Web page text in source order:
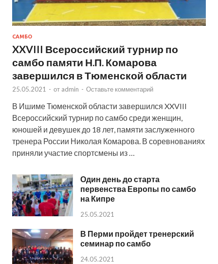
САМБО
XXVIII Всероссийский турнир по
самбо памяти Н.П. Комарова
завершился в Тюменской области
25.05.2021 - от admin - Оставьте комментарий
В Ишиме Тюменской области завершился XXVIII
Всероссийский турнир по самбо среди женщин,
юношей и девушек до 18 лет, памяти заслуженного
тренера России Николая Комарова. В соревнованиях
приняли участие спортсмены из …
Один день до старта
первенства Европы по самбо
на Кипре
25.05.2021
В Перми пройдет тренерский
семинар по самбо
24.05.2021